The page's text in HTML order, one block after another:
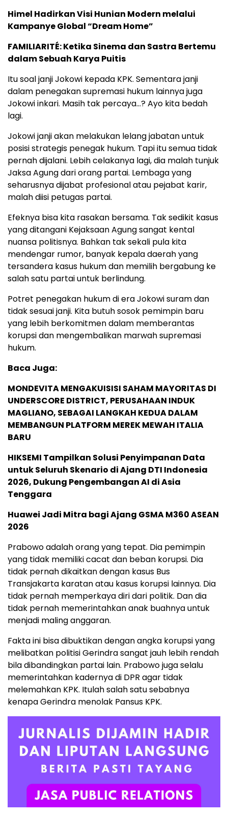
Himel Hadirkan Visi Hunian Modern melalui
Kampanye Global “Dream Home”
FAMILIARITÉ: Ketika Sinema dan Sastra Bertemu
dalam Sebuah Karya Puitis
Itu soal janji Jokowi kepada KPK. Sementara janji
dalam penegakan supremasi hukum lainnya juga
Jokowi inkari. Masih tak percaya…? Ayo kita bedah
lagi.
Jokowi janji akan melakukan lelang jabatan untuk
posisi strategis penegak hukum. Tapi itu semua tidak
pernah dijalani. Lebih celakanya lagi, dia malah tunjuk
Jaksa Agung dari orang partai. Lembaga yang
seharusnya dijabat profesional atau pejabat karir,
malah diisi petugas partai.
Efeknya bisa kita rasakan bersama. Tak sedikit kasus
yang ditangani Kejaksaan Agung sangat kental
nuansa politisnya. Bahkan tak sekali pula kita
mendengar rumor, banyak kepala daerah yang
tersandera kasus hukum dan memilih bergabung ke
salah satu partai untuk berlindung.
Potret penegakan hukum di era Jokowi suram dan
tidak sesuai janji. Kita butuh sosok pemimpin baru
yang lebih berkomitmen dalam memberantas
korupsi dan mengembalikan marwah supremasi
hukum.
Baca Juga:
MONDEVITA MENGAKUISISI SAHAM MAYORITAS DI
UNDERSCORE DISTRICT, PERUSAHAAN INDUK
MAGLIANO, SEBAGAI LANGKAH KEDUA DALAM
MEMBANGUN PLATFORM MEREK MEWAH ITALIA
BARU
HIKSEMI Tampilkan Solusi Penyimpanan Data
untuk Seluruh Skenario di Ajang DTI Indonesia
2026, Dukung Pengembangan AI di Asia
Tenggara
Huawei Jadi Mitra bagi Ajang GSMA M360 ASEAN
2026
Prabowo adalah orang yang tepat. Dia pemimpin
yang tidak memiliki cacat dan beban korupsi. Dia
tidak pernah dikaitkan dengan kasus Bus
Transjakarta karatan atau kasus korupsi lainnya. Dia
tidak pernah memperkaya diri dari politik. Dan dia
tidak pernah memerintahkan anak buahnya untuk
menjadi maling anggaran.
Fakta ini bisa dibuktikan dengan angka korupsi yang
melibatkan politisi Gerindra sangat jauh lebih rendah
bila dibandingkan partai lain. Prabowo juga selalu
memerintahkan kadernya di DPR agar tidak
melemahkan KPK. Itulah salah satu sebabnya
kenapa Gerindra menolak Pansus KPK.